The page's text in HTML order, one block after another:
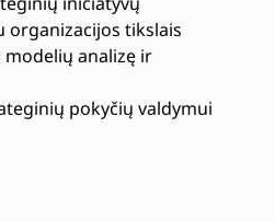
organizacijos tikslais
analizę ir
pokyčių valdymui